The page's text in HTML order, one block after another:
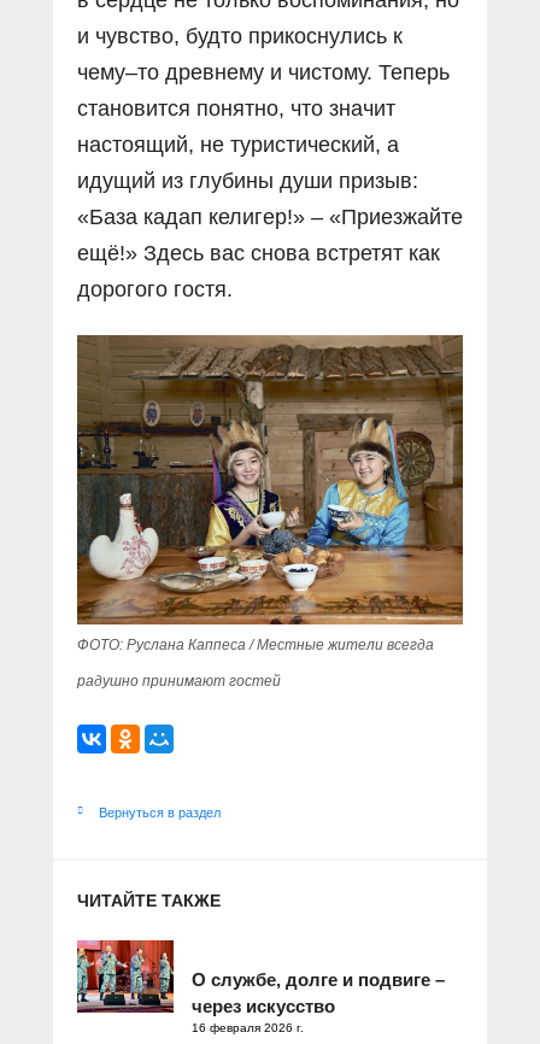
и чувство, будто прикоснулись к
чему–то древнему и чистому. Теперь
становится понятно, что значит
настоящий, не туристический, а
идущий из глубины души призыв:
«База кадап келигер!» – «Приезжайте
ещё!» Здесь вас снова встретят как
дорогого гостя.
ФОТО: Руслана Каппеса / Местные жители всегда
радушно принимают гостей
Вернуться в раздел
ЧИТАЙТЕ ТАКЖЕ
О службе, долге и подвиге –
через искусство
16 февраля 2026 г.